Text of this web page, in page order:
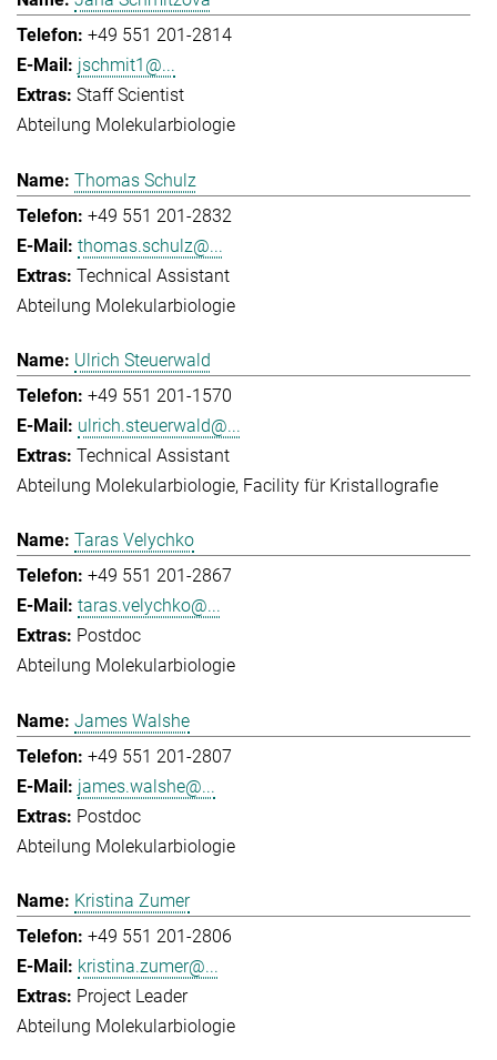
+49 551 201-2814
jschmit1@...
Staff Scientist
Abteilung Molekularbiologie
Thomas Schulz
+49 551 201-2832
thomas.schulz@...
Technical Assistant
Abteilung Molekularbiologie
Ulrich Steuerwald
+49 551 201-1570
ulrich.steuerwald@...
Technical Assistant
Abteilung Molekularbiologie Facility für Kristallografie
Taras Velychko
+49 551 201-2867
taras.velychko@...
Postdoc
Abteilung Molekularbiologie
James Walshe
+49 551 201-2807
james.walshe@...
Postdoc
Abteilung Molekularbiologie
Kristina Zumer
+49 551 201-2806
kristina.zumer@...
Project Leader
Abteilung Molekularbiologie